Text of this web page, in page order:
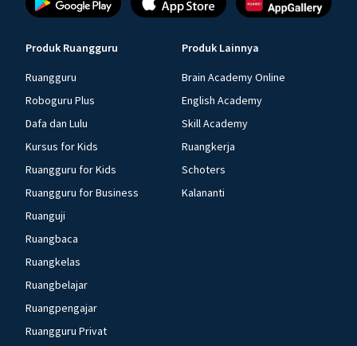
Produk Ruangguru
Ruangguru
Roboguru Plus
Dafa dan Lulu
Kursus for Kids
Ruangguru for Kids
Ruangguru for Business
Ruanguji
Ruangbaca
Ruangkelas
Ruangbelajar
Ruangpengajar
Ruangguru Privat
Produk Lainnya
Brain Academy Online
English Academy
Skill Academy
Ruangkerja
Schoters
Kalananti